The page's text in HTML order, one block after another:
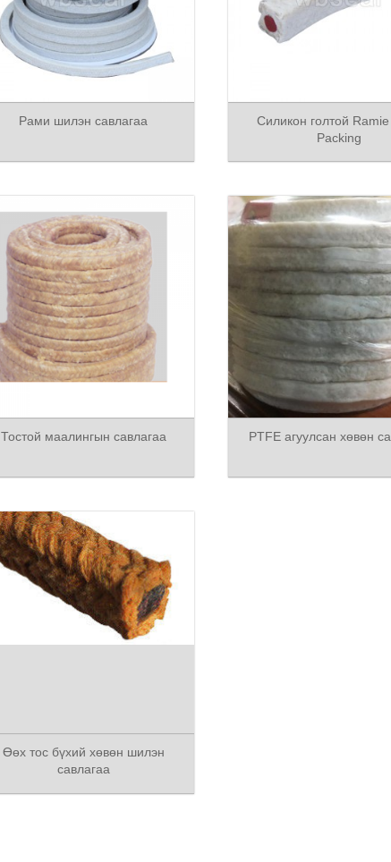
Рами шилэн савлагаа
Силикон голтой
Packing
Тостой маалингын савлагаа PTFE агуулсан хөвөн
Өөх тос бүхий хөвөн шилэн
савлагаа